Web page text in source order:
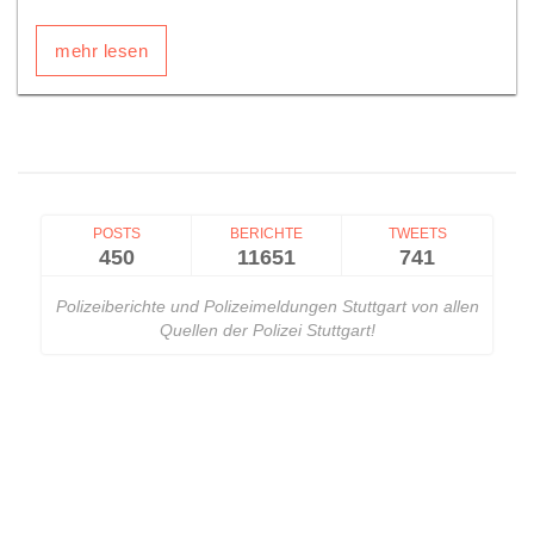
mehr lesen
POSTS
450
BERICHTE
11651
TWEETS
741
Polizeiberichte und Polizeimeldungen Stuttgart von allen
Quellen der Polizei Stuttgart!